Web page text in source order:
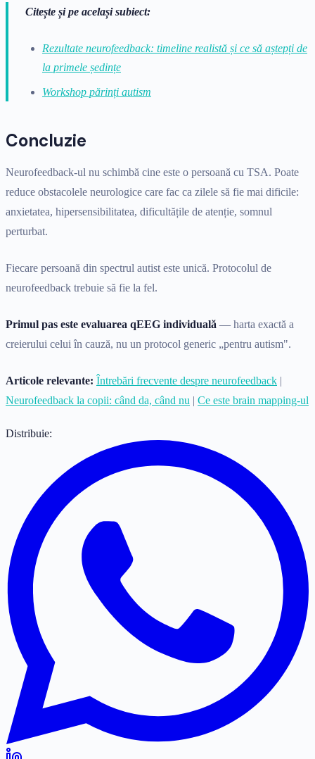
Citește și pe același subiect:
Rezultate neurofeedback: timeline realistă și ce să aștepți de
la primele ședințe
Workshop părinți autism
Concluzie
Neurofeedback-ul nu schimbă cine este o persoană cu TSA. Poate
reduce obstacolele neurologice care fac ca zilele să fie mai dificile:
anxietatea, hipersensibilitatea, dificultățile de atenție, somnul
perturbat.
Fiecare persoană din spectrul autist este unică. Protocolul de
neurofeedback trebuie să fie la fel.
Primul pas este evaluarea qEEG individuală — harta exactă a
creierului celui în cauză, nu un protocol generic „pentru autism".
Articole relevante: Întrebări frecvente despre neurofeedback |
Neurofeedback la copii: când da, când nu | Ce este brain mapping-ul
Distribuie: